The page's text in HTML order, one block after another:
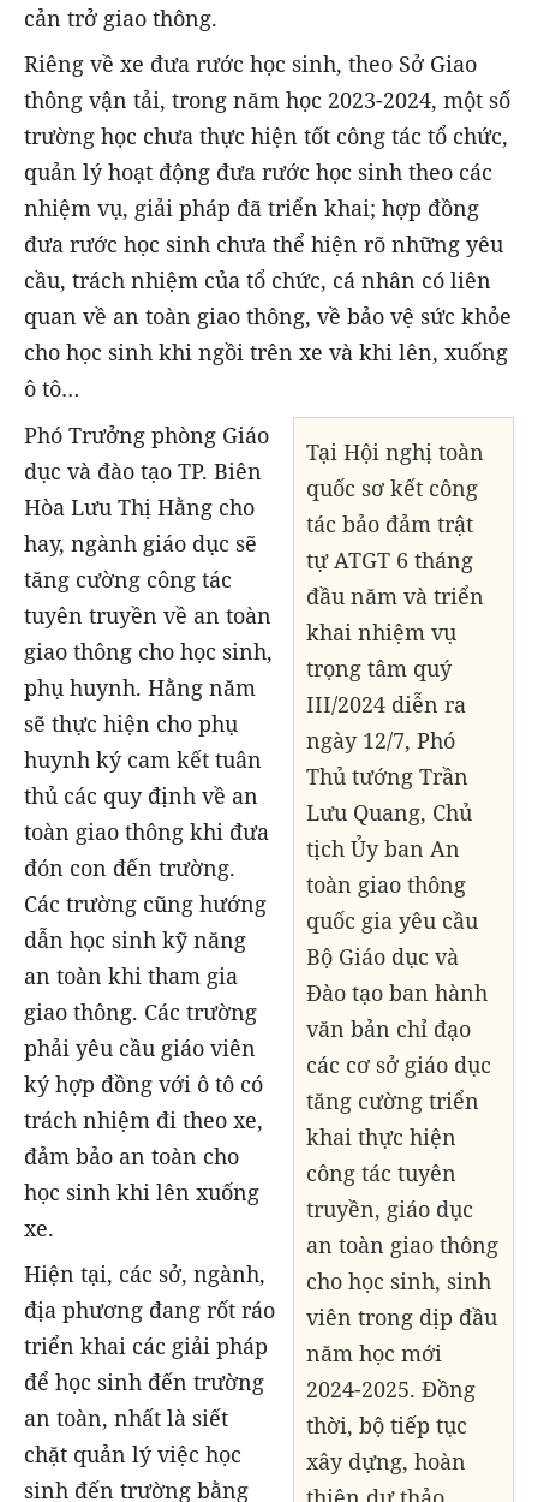
cản trở giao thông.
Riêng về xe đưa rước học sinh, theo Sở Giao
thông vận tải, trong năm học 2023-2024, một số
trường học chưa thực hiện tốt công tác tổ chức,
quản lý hoạt động đưa rước học sinh theo các
nhiệm vụ, giải pháp đã triển khai; hợp đồng
đưa rước học sinh chưa thể hiện rõ những yêu
cầu, trách nhiệm của tổ chức, cá nhân có liên
quan về an toàn giao thông, về bảo vệ sức khỏe
cho học sinh khi ngồi trên xe và khi lên, xuống
ô tô…
Tại Hội nghị toàn
quốc sơ kết công
tác bảo đảm trật
tự ATGT 6 tháng
đầu năm và triển
khai nhiệm vụ
trọng tâm quý
III/2024 diễn ra
ngày 12/7, Phó
Thủ tướng Trần
Lưu Quang, Chủ
tịch Ủy ban An
toàn giao thông
quốc gia yêu cầu
Bộ Giáo dục và
Đào tạo ban hành
văn bản chỉ đạo
các cơ sở giáo dục
tăng cường triển
khai thực hiện
công tác tuyên
truyền, giáo dục
an toàn giao thông
cho học sinh, sinh
viên trong dịp đầu
năm học mới
2024-2025. Đồng
thời, bộ tiếp tục
xây dựng, hoàn
Phó Trưởng phòng Giáo
dục và đào tạo TP. Biên
Hòa Lưu Thị Hằng cho
hay, ngành giáo dục sẽ
tăng cường công tác
tuyên truyền về an toàn
giao thông cho học sinh,
phụ huynh. Hằng năm
sẽ thực hiện cho phụ
huynh ký cam kết tuân
thủ các quy định về an
toàn giao thông khi đưa
đón con đến trường.
Các trường cũng hướng
dẫn học sinh kỹ năng
an toàn khi tham gia
giao thông. Các trường
phải yêu cầu giáo viên
ký hợp đồng với ô tô có
trách nhiệm đi theo xe,
đảm bảo an toàn cho
học sinh khi lên xuống
xe.
Hiện tại, các sở, ngành,
địa phương đang rốt ráo
triển khai các giải pháp
để học sinh đến trường
an toàn, nhất là siết
chặt quản lý việc học
sinh đến trường bằng